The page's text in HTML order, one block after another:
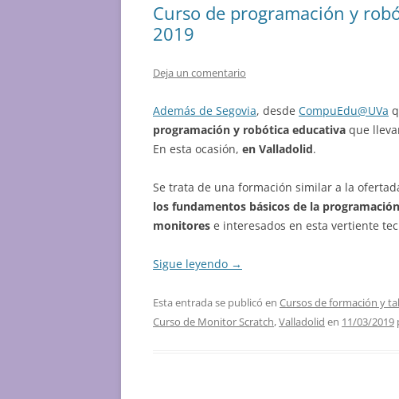
Curso de programación y
2019
Deja un comentario
Además de Segovia, desde CompuEdu@UVa
programación y robótica educativa que
En esta ocasión, en Valladolid.
Se trata de una formación similar a la
los fundamentos básicos de la
monitores e interesados en esta vertiente
Sigue leyendo →
Esta entrada se publicó en Cursos de formación y
Curso de Monitor Scratch,Valladolid en 11/03/2019